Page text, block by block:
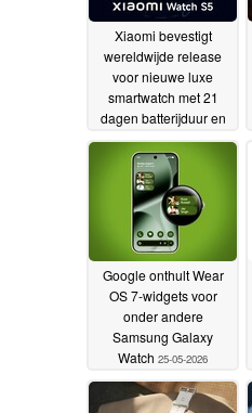
Xiaomi bevestigt
wereldwijde release
voor nieuwe luxe
smartwatch met 21
dagen batterijduur en
2.500-nit AMOLED-
scherm26-05-2026
Google onthult Wear
OS 7-widgets voor
onder andere
Samsung Galaxy
Watch 25-05-2026